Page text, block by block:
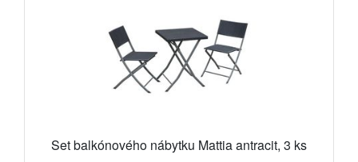
Set balkónového nábytku Mattia antracit, 3 ks